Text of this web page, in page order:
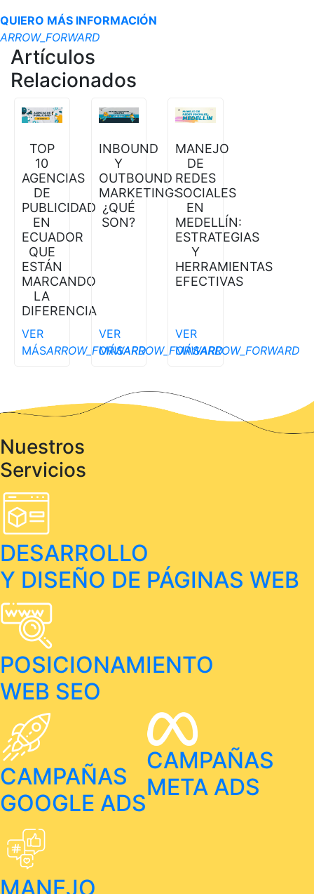
QUIERO MÁS INFORMACIÓN
ARROW_FORWARD
Artículos
Relacionados
TOP
10
AGENCIAS
DE
PUBLICIDAD
EN
ECUADOR
QUE
ESTÁN
MARCANDO
LA
DIFERENCIA
VER
MÁSARROW_FORWARD
INBOUND
Y
OUTBOUND
MARKETING:
¿QUÉ
SON?
VER
MÁSARROW_FORWARD
MANEJO
DE
REDES
SOCIALES
EN
MEDELLÍN:
ESTRATEGIAS
Y
HERRAMIENTAS
EFECTIVAS
VER
MÁSARROW_FORWARD
Nuestros
Servicios
DESARROLLO
Y DISEÑO DE PÁGINAS WEB
POSICIONAMIENTO
WEB SEO
CAMPAÑAS
GOOGLE ADS
CAMPAÑAS
META ADS
MANEJO